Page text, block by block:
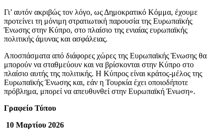
Γι’ αυτόν ακριβώς τον λόγο, ως Δημοκρατικό Κόμμα, έχουμε
προτείνει τη μόνιμη στρατιωτική παρουσία της Ευρωπαϊκής
Ένωσης στην Κύπρο, στο πλαίσιο της ενιαίας ευρωπαϊκής
πολιτικής άμυνας και ασφάλειας.
Αποσπάσματα από διάφορες χώρες της Ευρωπαϊκής Ένωσης θα
μπορούν να σταθμεύουν και να βρίσκονται στην Κύπρο στο
πλαίσιο αυτής της πολιτικής. Η Κύπρος είναι κράτος-μέλος της
Ευρωπαϊκής Ένωσης και, εάν η Τουρκία έχει οποιοδήποτε
πρόβλημα, μπορεί να απευθυνθεί στην Ευρωπαϊκή Ένωση».
Γραφείο Τύπου
10 Μαρτίου 2026